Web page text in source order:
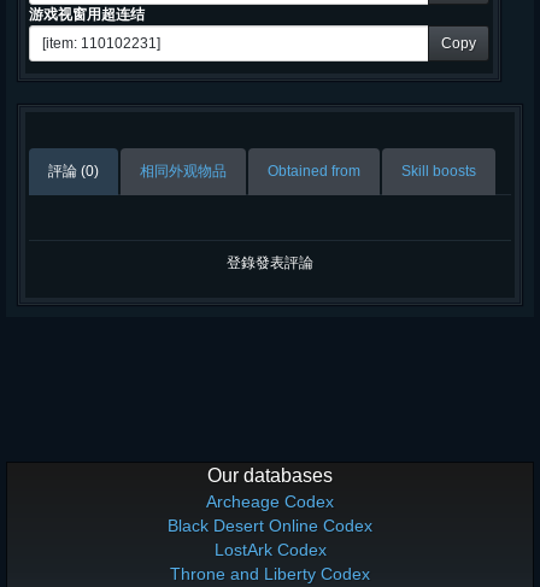
游戏视窗用超连结
Copy
評論 (0) 相同外观物品 Obtained from Skill boosts
登錄發表評論
Our databases
Archeage Codex
Black Desert Online Codex
LostArk Codex
Throne and Liberty Codex